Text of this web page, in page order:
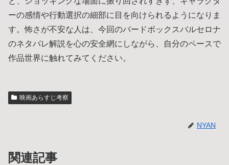
ーの感情や行動選択の細部に目を向けられるようになりま
す。怖さが不安な人は、今回のバードボックスバルセロナ
のネタバレ解説を心の安全網にしながら、自分のペースで
作品世界に触れてみてください。
映画あらすじ考察
NYAN
関連記事